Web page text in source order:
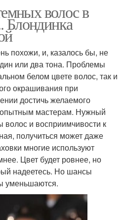
волос в
Блондинка
похожи, и, казалось бы, не
или два тона. Проблемы
белом цвете волос, так и
окрашивания при
достичь желаемого
опытным мастерам. Нужный
волос и восприимчивости к
получиться может даже
многие используют
Цвет будет ровнее, но
надеетесь. Но шансы
уменьшаются.